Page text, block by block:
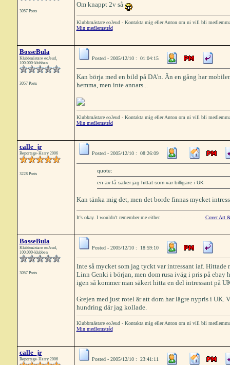
3057 Posts
Om knappt 2v så
Klubbmästare eoJeud - Kontakta mig eller Anton om ni vill bli
Min medlemstråd
BosseBula
Klubbmästare eoJeud,
100.000-klubben
3057 Posts
Posted - 2005/12/10 : 01:04:15
Kan börja med en bild på DA'n. Än en gång har
hemma, men inte annars...
Klubbmästare eoJeud - Kontakta mig eller Anton om ni vill bli
Min medlemstråd
calle_jr
Reportage-Harry 2006
3228 Posts
Posted - 2005/12/10 : 08:26:09
quote:
en av få saker jag hittat som var billigare i UK
Kan tänka mig det, men det borde finnas mycket
It's okay. I wouldn't remember me either. Cover Art
BosseBula
Klubbmästare eoJeud,
100.000-klubben
3057 Posts
Posted - 2005/12/10 : 18:59:10
Inte så mycket som jag tyckt var intressant iaf.
Linn Genki i början, men dom rusa iväg i pris på ebay
igen så kommer man säkert hitta en del intressant på
Grejen med just rotel är att dom har lägre nypris i UK.
hundring där jag kollade.
Klubbmästare eoJeud - Kontakta mig eller Anton om ni vill bli
Min medlemstråd
calle_jr
Reportage-Harry 2006 Posted - 2005/12/10 : 23:41:11